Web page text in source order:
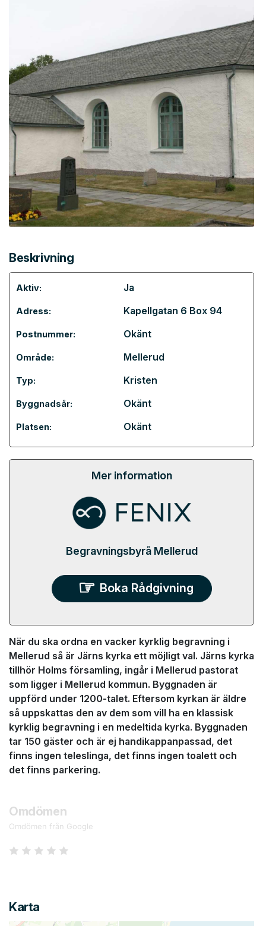
Beskrivning
Aktiv: Ja
Adress: Kapellgatan 6 Box 94
Postnummer: Okänt
Område: Mellerud
Typ: Kristen
Byggnadsår: Okänt
Platsen: Okänt
Mer information
Begravningsbyrå Mellerud
Boka Rådgivning
När du ska ordna en vacker kyrklig begravning i
Mellerud så är Järns kyrka ett möjligt val. Järns kyrka
tillhör Holms församling, ingår i Mellerud pastorat
som ligger i Mellerud kommun. Byggnaden är
uppförd under 1200-talet. Eftersom kyrkan är äldre
så uppskattas den av dem som vill ha en klassisk
kyrklig begravning i en medeltida kyrka. Byggnaden
tar 150 gäster och är ej handikappanpassad, det
finns ingen teleslinga, det finns ingen toalett och
det finns parkering.
Omdömen
Omdömen från Google
Karta